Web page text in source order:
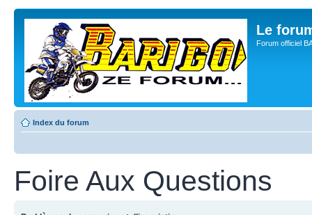
Le
Forum officiel
Index du forum
Foire Aux Questions